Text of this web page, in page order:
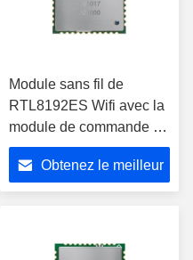
Module sans fil de
RTL8192ES Wifi avec la
module de commande de
l'antenne/2.4G Wifi
Obtenez le meilleur